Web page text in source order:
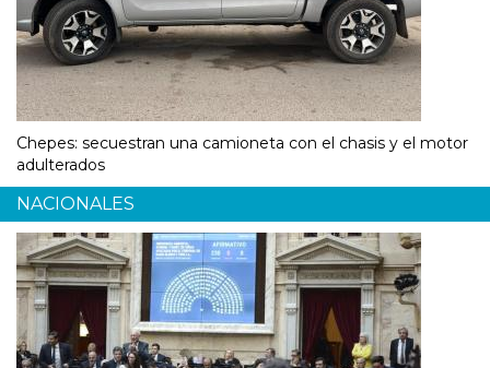
Chepes: secuestran una camioneta con el chasis y el motor
adulterados
NACIONALES